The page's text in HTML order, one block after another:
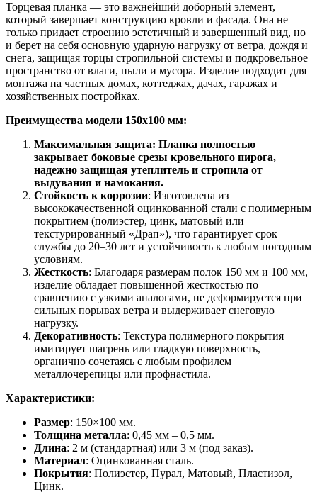
Торцевая планка — это важнейший доборный элемент,
который завершает конструкцию кровли и фасада. Она не
только придает строению эстетичный и завершенный вид, но
и берет на себя основную ударную нагрузку от ветра, дождя и
снега, защищая торцы стропильной системы и подкровельное
пространство от влаги, пыли и мусора. Изделие подходит для
монтажа на частных домах, коттеджах, дачах, гаражах и
хозяйственных постройках.
Преимущества модели 150х100 мм:
Максимальная защита: Планка полностью
закрывает боковые срезы кровельного пирога,
надежно защищая утеплитель и стропила от
выдувания и намокания.
Стойкость к коррозии: Изготовлена из
высококачественной оцинкованной стали с полимерным
покрытием (полиэстер, цинк, матовый или
текстурированный «Драп»), что гарантирует срок
службы до 20–30 лет и устойчивость к любым погодным
условиям.
Жесткость: Благодаря размерам полок 150 мм и 100 мм,
изделие обладает повышенной жесткостью по
сравнению с узкими аналогами, не деформируется при
сильных порывах ветра и выдерживает снеговую
нагрузку.
Декоративность: Текстура полимерного покрытия
имитирует шагрень или гладкую поверхность,
органично сочетаясь с любым профилем
металлочерепицы или профнастила.
Характеристики:
Размер: 150×100 мм.
Толщина металла: 0,45 мм – 0,5 мм.
Длина: 2 м (стандартная) или 3 м (под заказ).
Материал: Оцинкованная сталь.
Покрытия: Полиэстер, Пурал, Матовый, Пластизол,
Цинк.